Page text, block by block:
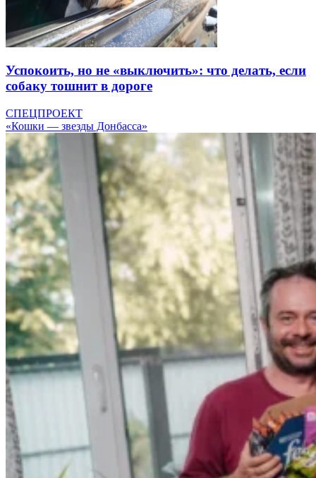
Успокоить, но не «выключить»: что делать, если
собаку тошнит в дороге
СПЕЦПРОЕКТ
«Кошки — звезды Донбасса»